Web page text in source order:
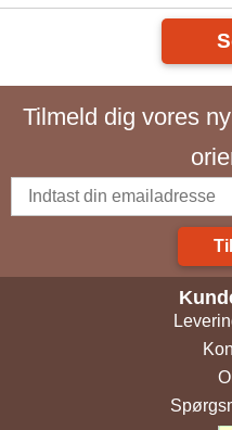
Tilmeld dig vores